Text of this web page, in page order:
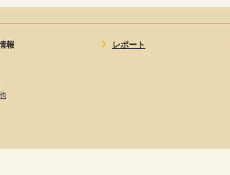
報 レポート